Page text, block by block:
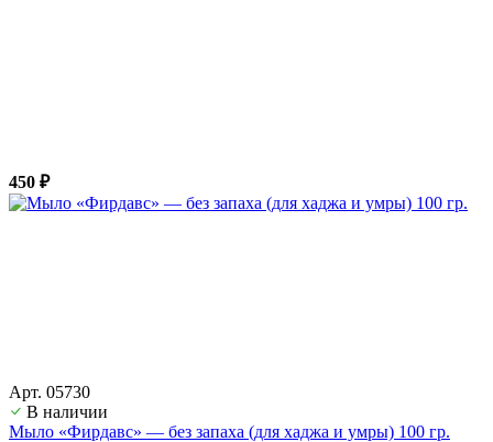
450 ₽
Арт. 05730
В наличии
Мыло «Фирдавс» — без запаха (для хаджа и умры) 100 гр.